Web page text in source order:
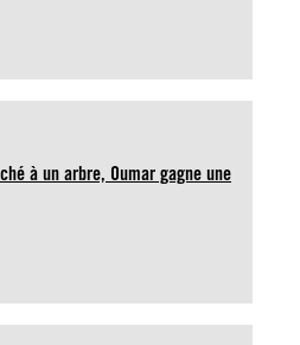
à un arbre, Oumar gagne une